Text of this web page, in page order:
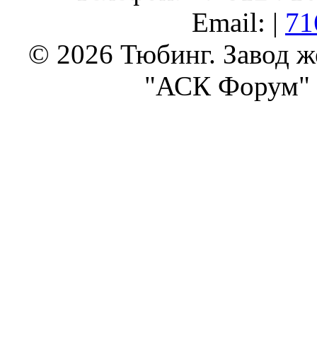
Email: |
© 2026 Тюбинг. Завод
"АСК Форум"